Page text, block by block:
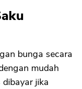
bunga secara
mudah
jika